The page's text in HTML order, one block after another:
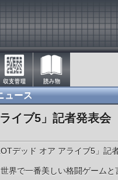
ュース
イブ5」記者発表会
デッド オア アライブ5」記
界で一番美しい格闘ゲーム